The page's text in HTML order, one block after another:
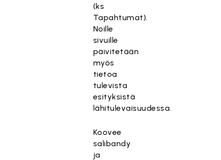
(ks
Tapahtumat).
Noille
sivuille
päivitetään
myös
tietoa
tulevista
esityksistä
lähitulevaisuudessa.
Koovee
salibandy
ja